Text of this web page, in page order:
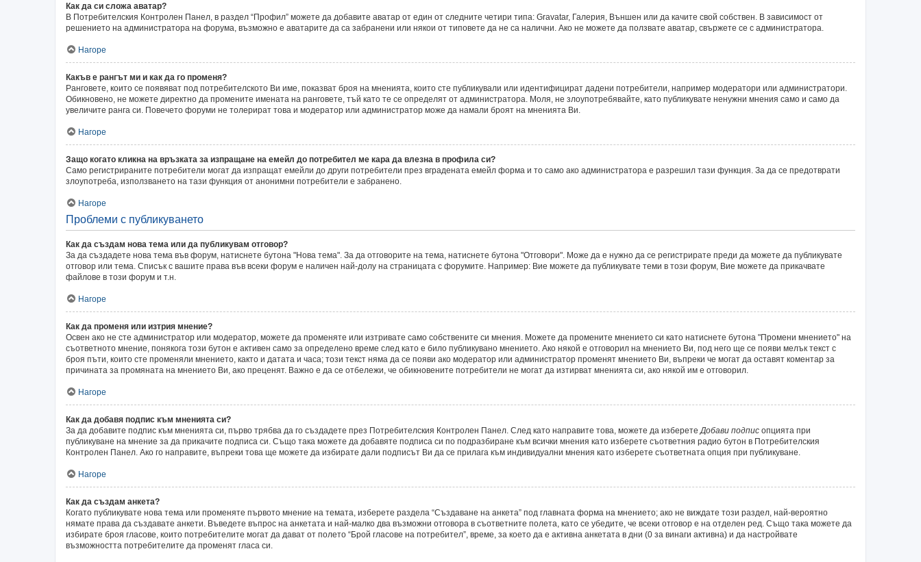
Как да си сложа аватар?
В Потребителския Контролен Панел, в раздел “Профил” можете да добавите аватар от един от следните четири типа: Gravatar, Галерия, Външен или да качите свой собствен. В зависимост от
решението на администратора на форума, възможно е аватарите да са забранени или някои от типовете да не са налични. Ако не можете да ползвате аватар, свържете се с администратора.
Нагоре
Какъв е рангът ми и как да го променя?
Ранговете, които се появяват под потребителското Ви име, показват броя на мненията, които сте публикували или идентифицират дадени потребители, например модератори или администратори.
Обикновено, не можете директно да промените имената на ранговете, тъй като те се определят от администратора. Моля, не злоупотребявайте, като публикувате ненужни мнения само и само да
увеличите ранга си. Повечето форуми не толерират това и модератор или администратор може да намали броят на мненията Ви.
Нагоре
Защо когато кликна на връзката за изпращане на емейл до потребител ме кара да влезна в профила си?
Само регистрираните потребители могат да изпращат емейли до други потребители през вградената емейл форма и то само ако администратора е разрешил тази функция. За да се предотврати
злоупотреба, използването на тази функция от анонимни потребители е забранено.
Нагоре
Проблеми с публикуването
Как да създам нова тема или да публикувам отговор?
За да създадете нова тема във форум, натиснете бутона "Нова тема". За да отговорите на тема, натиснете бутона "Отговори". Може да е нужно да се регистрирате преди да можете да публикувате
отговор или тема. Списък с вашите права във всеки форум е наличен най-долу на страницата с форумите. Например: Вие можете да публикувате теми в този форум, Вие можете да прикачвате
файлове в този форум и т.н.
Нагоре
Как да променя или изтрия мнение?
Освен ако не сте администратор или модератор, можете да променяте или изтривате само собствените си мнения. Можете да промените мнението си като натиснете бутона "Промени мнението" на
съответното мнение, понякога този бутон е активен само за определено време след като е било публикувано мнението. Ако някой е отговорил на мнението Ви, под него ще се появи мелък текст с
броя пъти, които сте променяли мнението, както и датата и часа; този текст няма да се появи ако модератор или администратор променят мнението Ви, въпреки че могат да оставят коментар за
причината за промяната на мнението Ви, ако преценят. Важно е да се отбележи, че обикновените потребители не могат да изтирват мненията си, ако някой им е отговорил.
Нагоре
Как да добавя подпис към мненията си?
За да добавите подпис към мненията си, първо трябва да го създадете през Потребителския Контролен Панел. След като направите това, можете да изберете Добави подпис опцията при
публикуване на мнение за да прикачите подписа си. Също така можете да добавяте подписа си по подразбиране към всички мнения като изберете съответния радио бутон в Потребителския
Контролен Панел. Ако го направите, въпреки това ще можете да избирате дали подписът Ви да се прилага към индивидуални мнения като изберете съответната опция при публикуване.
Нагоре
Как да създам анкета?
Когато публикувате нова тема или променяте първото мнение на темата, изберете раздела “Създаване на анкета” под главната форма на мнението; ако не виждате този раздел, най-вероятно
нямате права да създавате анкети. Въведете въпрос на анкетата и най-малко два възможни отговора в съответните полета, като се убедите, че всеки отговор е на отделен ред. Също така можете да
избирате броя гласове, които потребителите могат да дават от полето “Брой гласове на потребител”, време, за което да е активна анкетата в дни (0 за винаги активна) и да настройвате
възможността потребителите да променят гласа си.